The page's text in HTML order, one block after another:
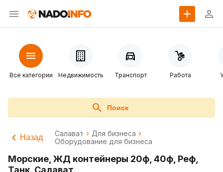
Все категории Недвижимость Транспорт Работа
Поиск
Назад Салават
Для бизнеса
Оборудование для бизнеса
Морские, ЖД контейнеры 20ф, 40ф, Реф,
Танк, Салават